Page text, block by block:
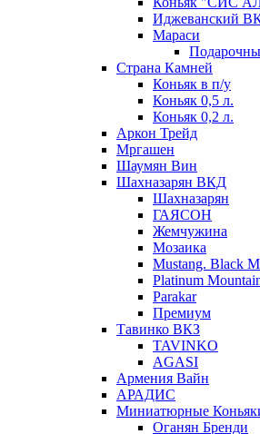
Иджеванский
Мараси
Страна Камней
Коньяк в п/у
Коньяк 0,5 л.
Коньяк 0,2 л.
Аркон Трейд
Мргашен
Шаумян Вин
Шахназарян ВКД
Шахназарян
ГАЯСОН
Жемчужина
Мозаика
Mustang. Black
Platinum
Parakar
Премиум
Тавинко ВКЗ
TAVINKO
AGASI
Армения Вайн
АРАДИС
Миниатюрные
Оганян Бренди